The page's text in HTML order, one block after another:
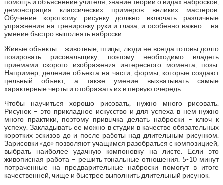
помощь и объяснение учителя, знание теории о видах набросков,
демонстрация классических примеров великих мастеров.
Обучение короткому рисунку должно включать различные
упражнения на тренировку руки и глаза, и особенно важно – на
умение быстро выполнять наброски.
Живые объекты – животные, птицы, люди не всегда готовы долго
позировать рисовальщику, поэтому необходимо владеть
приемами скорого изображения интересного момента, позы.
Например, деление объекта на части, формы, которые создают
цельный объект, а также умение выхватывать самые
характерные черты и отображать их в первую очередь.
Чтобы научиться хорошо рисовать, нужно много рисовать.
Рисунок – это прикладное искусство и для успеха в нем нужно
много практики, поэтому привычка делать наброски – ключ к
успеху. Закладывать ее можно в студии в качестве обязательных
коротких эскизов до и после работы над длительным рисунком.
Зарисовки «до» позволяют учащимся разобраться с композицией,
выбрать наиболее удачную компоновку на листе. Если это
живописная работа – решить тональные отношения. 5-10 минут
потраченные на предварительные наброски помогут в итоге
качественней, чище и быстрее выполнить длительный рисунок.